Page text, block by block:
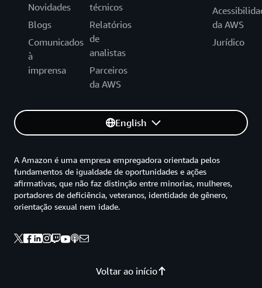
Novidades
Blogs
Comunicados
à
imprensa
técnicos
Relatórios
de
analistas
Parceiros
da AWS
da AWS
Jurídico
English
Voltar ao início
A Amazon é uma empresa empregadora orientada pelos
fundamentos de igualdade de oportunidades e ações
afirmativas, que não faz distinção entre minorias, mulheres,
portadores de deficiência, veteranos, identidade de gênero,
orientação sexual nem idade.